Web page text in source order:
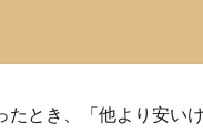
とき、「他より安い